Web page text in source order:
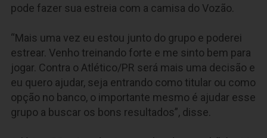
pode fazer sua estreia com a camisa do Vozão.
“Mais uma vez eu estou junto do grupo e poderei
estrear. Venho treinando forte e me sinto bem para
jogar. Contra o Atlético/PR será mais uma decisão e
eu quero ajudar, seja entrando como titular ou como
opção no banco, o importante mesmo é ajudar esse
grupo a buscar os bons resultados”, disse.